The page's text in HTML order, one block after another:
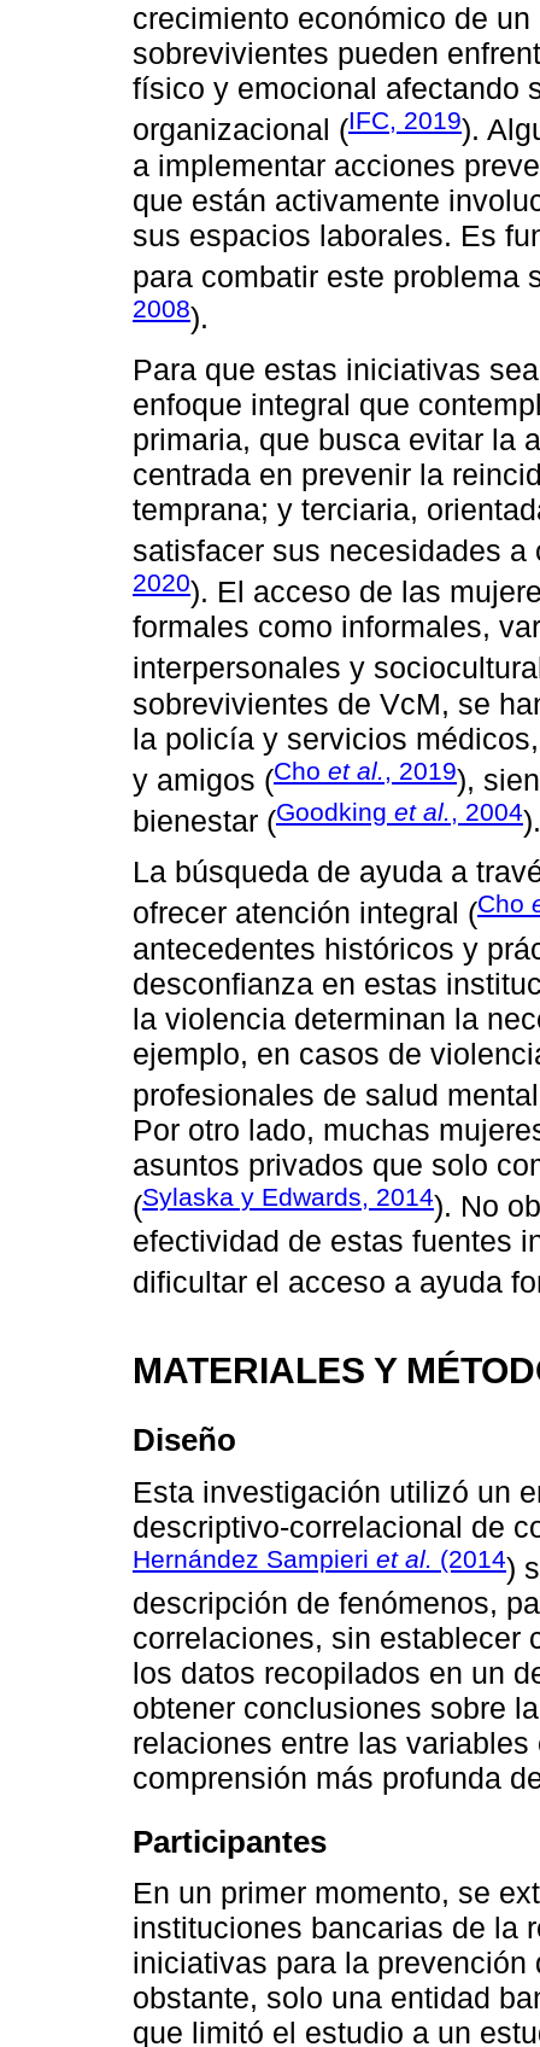
crecimiento económico de un
sobrevivientes pueden
físico y emocional afectando
organizacional (IFC, 2019).
a implementar acciones
que están activamente
sus espacios laborales. Es
para combatir este problema
2008).
Para que estas iniciativas
enfoque integral que
primaria, que busca evitar la
centrada en prevenir la
temprana; y terciaria,
satisfacer sus necesidades a
2020). El acceso de las
formales como informales,
interpersonales y
sobrevivientes de VcM, se
la policía y servicios
y amigos (Cho et al. , 2019),
bienestar (Goodking et al., 2004).
La búsqueda de ayuda a
ofrecer atención integral (Cho
antecedentes históricos y
desconfianza en estas
la violencia determinan la
ejemplo, en casos de
profesionales de salud
Por otro lado, muchas
asuntos privados que solo
(Sylaska y Edwards, 2014). No
efectividad de estas fuentes
dificultar el acceso a ayuda
MATERIALES Y
Diseño
Esta investigación utilizó un
descriptivo-correlacional de
Hernández Sampieri et al. (2014)
descripción de fenómenos,
correlaciones, sin establecer
los datos recopilados en un
obtener conclusiones sobre
relaciones entre las
comprensión más profunda
Participantes
En un primer momento, se
instituciones bancarias de la
iniciativas para la
obstante, solo una entidad
que limitó el estudio a un